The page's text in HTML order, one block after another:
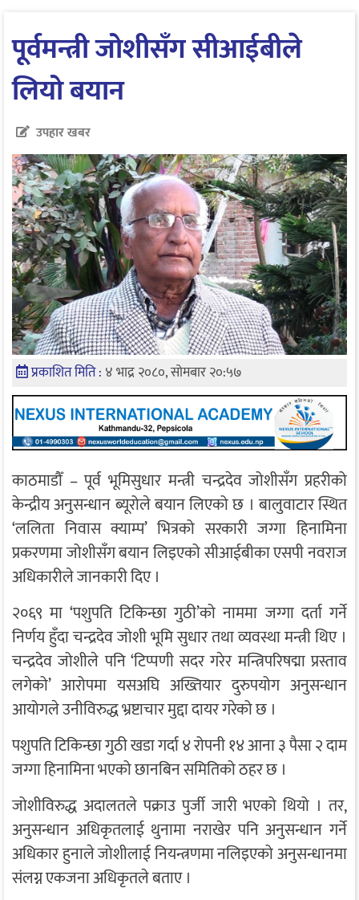
पूर्वमन्त्री जोशीसँग सीआईबीले
लियो बयान
उपहार खबर
प्रकाशित मिति : ४ भाद्र २०८०, सोमबार २०:५७
काठमाडौँ – पूर्व भूमिसुधार मन्त्री चन्द्रदेव जोशीसँग प्रहरीको
केन्द्रीय अनुसन्धान ब्यूरोले बयान लिएको छ । बालुवाटार स्थित
‘ललिता निवास क्याम्प’ भित्रको सरकारी जग्गा हिनामिना
प्रकरणमा जोशीसँग बयान लिइएको सीआईबीका एसपी नवराज
अधिकारीले जानकारी दिए ।
२०६९ मा ‘पशुपति टिकिन्छा गुठी’को नाममा जग्गा दर्ता गर्ने
निर्णय हुँदा चन्द्रदेव जोशी भूमि सुधार तथा व्यवस्था मन्त्री थिए ।
चन्द्रदेव जोशीले पनि ‘टिप्पणी सदर गरेर मन्त्रिपरिषद्मा प्रस्ताव
लगेको’ आरोपमा यसअघि अख्तियार दुरुपयोग अनुसन्धान
आयोगले उनीविरुद्ध भ्रष्टाचार मुद्दा दायर गरेको छ ।
पशुपति टिकिन्छा गुठी खडा गर्दा ४ रोपनी १४ आना ३ पैसा २ दाम
जग्गा हिनामिना भएको छानबिन समितिको ठहर छ ।
जोशीविरुद्ध अदालतले पक्राउ पुर्जी जारी भएको थियो । तर,
अनुसन्धान अधिकृतलाई थुनामा नराखेर पनि अनुसन्धान गर्ने
अधिकार हुनाले जोशीलाई नियन्त्रणमा नलिइएको अनुसन्धानमा
संलग्न एकजना अधिकृतले बताए ।